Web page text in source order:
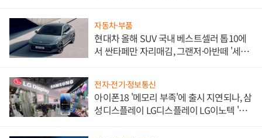
자동차·부품
현대차 올해 SUV 국내 베스트셀러 톱10에
서 싼타페만 자리매김, 그랜저·아반떼 '세단
전자·전기·정보통신
아이폰18 '메모리 부족'에 출시 지연되나, 삼
성디스플레이 LG디스플레이 LG이노텍 '탈